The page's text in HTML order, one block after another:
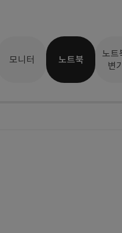
AMD
모니터 노트북
노트
변